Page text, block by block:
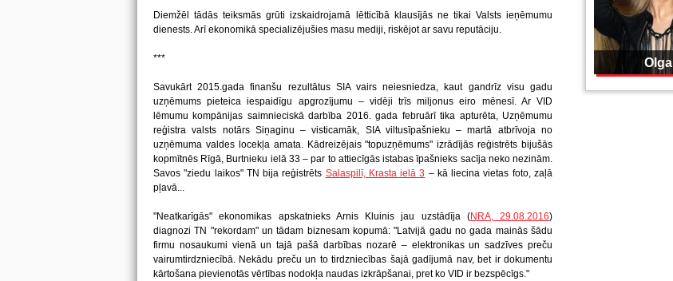
Olga
Diemžēl tādās teiksmās grūti izskaidrojamā lētticībā klausījās ne tikai Valsts ieņēmumu
dienests. Arī ekonomikā specializējušies masu mediji, riskējot ar savu reputāciju.
***
Savukārt 2015.gada finanšu rezultātus SIA vairs neiesniedza, kaut gandrīz visu gadu
uzņēmums pieteica iespaidīgu apgrozījumu – vidēji trīs miljonus eiro mēnesī. Ar VID
lēmumu kompānijas saimnieciskā darbība 2016. gada februārī tika apturēta, Uzņēmumu
reģistra valsts notārs Siņaginu – visticamāk, SIA viltusīpašnieku – martā atbrīvoja no
uzņēmuma valdes locekļa amata. Kādreizējais "topuzņēmums" izrādījās reģistrēts bijušās
kopmītnēs Rīgā, Burtnieku ielā 33 – par to attiecīgās istabas īpašnieks sacīja neko nezinām.
Savos "ziedu laikos" TN bija reģistrēts Salaspilī, Krasta ielā 3 – kā liecina vietas foto, zaļā
pļavā...
"Neatkarīgās" ekonomikas apskatnieks Arnis Kluinis jau uzstādīja (NRA, 29.08.2016)
diagnozi TN "rekordam" un tādam biznesam kopumā: "Latvijā gadu no gada mainās šādu
firmu nosaukumi vienā un tajā pašā darbības nozarē – elektronikas un sadzīves preču
vairumtirdzniecībā. Nekādu preču un to tirdzniecības šajā gadījumā nav, bet ir dokumentu
kārtošana pievienotās vērtības nodokļa naudas izkrāpšanai, pret ko VID ir bezspēcīgs."